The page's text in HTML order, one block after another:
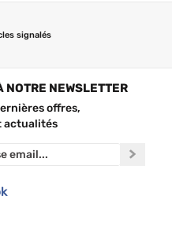
signalés
NOTRE NEWSLETTER
offres,
actualités